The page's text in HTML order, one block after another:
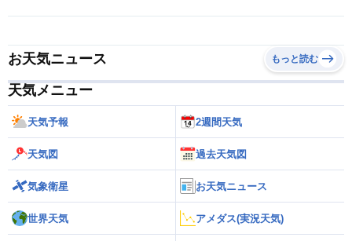
お天気ニュース もっと読む
天気メニュー
天気予報 2週間天気
天気図 過去天気図
気象衛星 お天気ニュース
世界天気 アメダス(実況天気)